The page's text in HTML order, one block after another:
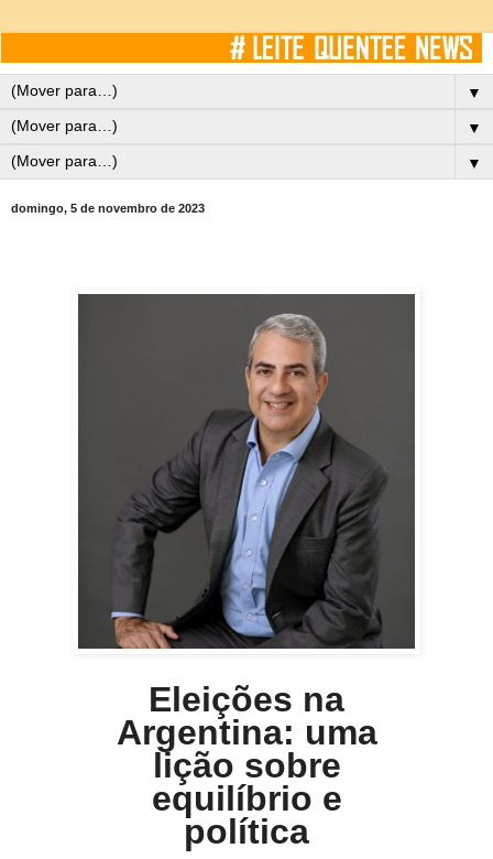
▼
▼
▼
domingo, 5 de novembro de 2023
Eleições na
Argentina: uma
lição sobre
equilíbrio e
política